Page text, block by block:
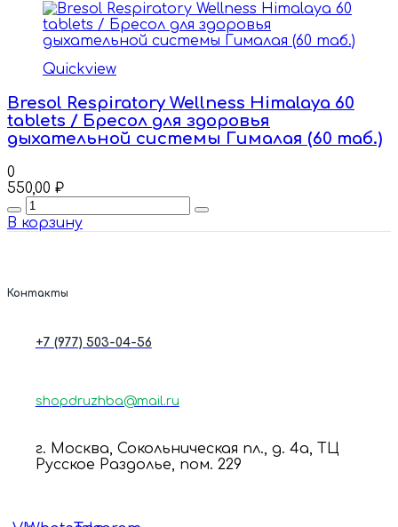
Quickview
Bresol Respiratory Wellness Himalaya 60
tablets / Бресол для здоровья
дыхательной системы Гималая (60 таб.)
0
550,00 ₽
Quantity
В корзину
Контакты
+7 (977) 503-04-56
shopdruzhba@mail.ru
г. Москва, Сокольническая пл., д. 4а, ТЦ
Русское Раздолье, пом. 229